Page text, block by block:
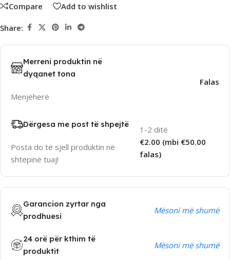
Compare Add to wishlist
Share:
Merreni produktin në
dyqanet tona
Menjëherë
Falas
Dërgesa me post të shpejtë
Posta do të sjell produktin në
shtëpinë tuaj!
1-2 ditë
€2.00 (mbi €50.00
falas)
Garancion zyrtar nga
prodhuesi
Mësoni më shumë
24 orë për kthim të
produktit
Mësoni më shumë